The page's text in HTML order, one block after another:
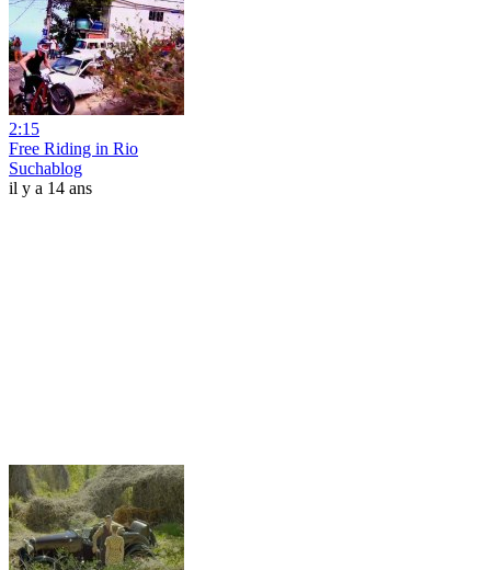
2:15
Free Riding in Rio
Suchablog
il y a 14 ans